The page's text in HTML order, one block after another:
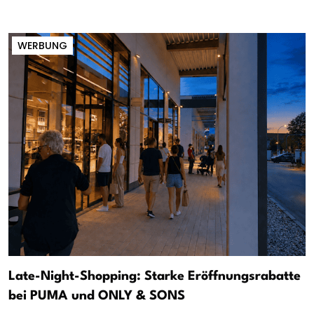
WERBUNG
Late-Night-Shopping: Starke Eröffnungsrabatte
bei PUMA und ONLY & SONS